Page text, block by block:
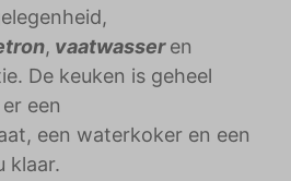
, vaatwasseren
De keuken is geheel
een
een waterkoker en een
klaar.